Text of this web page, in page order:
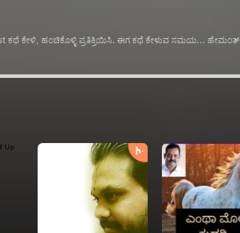
ಕಥೆ ಕೇಳಿ, ಹಂಚಿಕೊಳ್ಳಿ ಪ್ರತಿಕ್ರಿಯಿಸಿ. ಈಗ ಕಥೆ ಕೇಳುವ ಸಮಯ... ️️ಹೇಮಂತ್